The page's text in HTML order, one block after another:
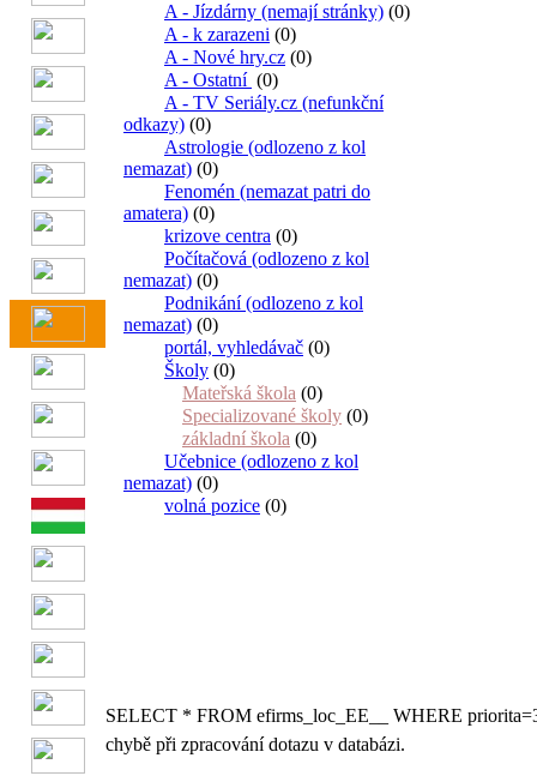
A - Jízdárny (nemají stránky) (0)
A - k zarazeni (0)
A - Nové hry.cz (0)
A - Ostatní (0)
A - TV Seriály.cz (nefunkční
odkazy) (0)
Astrologie (odlozeno z kol
nemazat) (0)
Fenomén (nemazat patri do
amatera) (0)
krizove centra (0)
Počítačová (odlozeno z kol
nemazat) (0)
Podnikání (odlozeno z kol
nemazat) (0)
portál, vyhledávač (0)
Školy (0)
Mateřská škola (0)
Specializované školy (0)
základní škola (0)
Učebnice (odlozeno z kol
nemazat) (0)
volná pozice (0)
SELECT * FROM efirms_loc_EE__ WHERE
chybě při zpracování dotazu v databázi.